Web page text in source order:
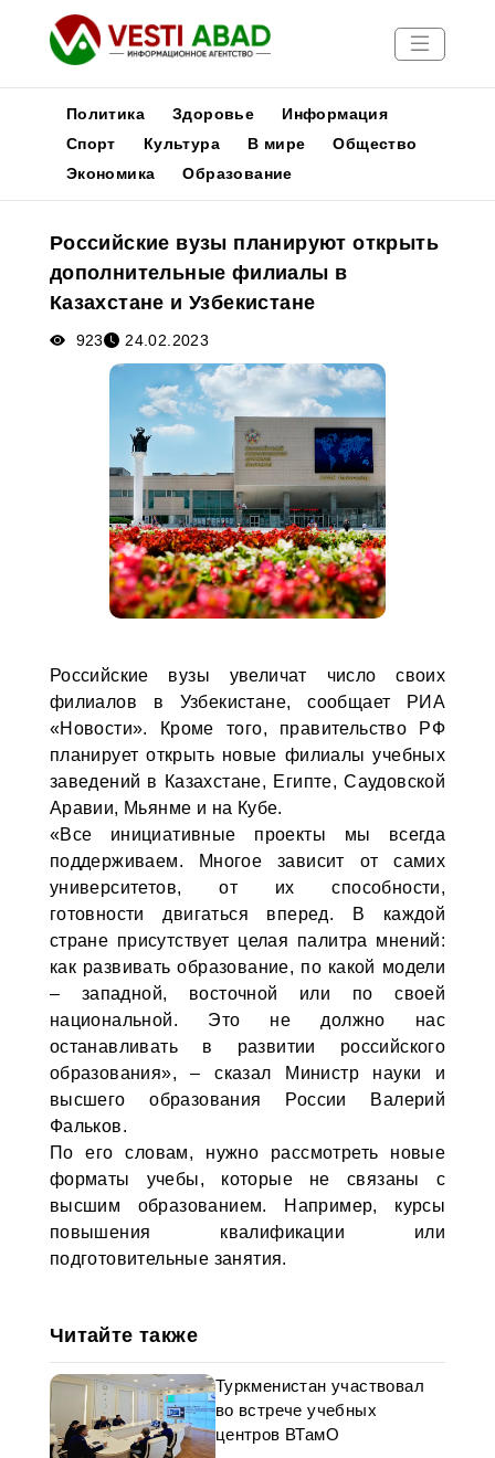
Новости
Медиа
Афиша
Политика Здоровье
Информация
Спорт
Культура В мире
Общество
Экономика
Образование
Российские вузы планируют открыть
дополнительные филиалы в
Казахстане и Узбекистане
923 24.02.2023
Российские вузы увеличат число своих
филиалов в Узбекистане, сообщает РИА
«Новости». Кроме того, правительство РФ
планирует открыть новые филиалы учебных
заведений в Казахстане, Египте, Саудовской
Аравии, Мьянме и на Кубе.
«Все инициативные проекты мы всегда
поддерживаем. Многое зависит от самих
университетов, от их способности,
готовности двигаться вперед. В каждой
стране присутствует целая палитра мнений:
как развивать образование, по какой модели
– западной, восточной или по своей
национальной. Это не должно нас
останавливать в развитии российского
образования», – сказал Министр науки и
высшего образования России Валерий
Фальков.
По его словам, нужно рассмотреть новые
форматы учебы, которые не связаны с
высшим образованием. Например, курсы
повышения квалификации или
подготовительные занятия.
Читайте также
Туркменистан участвовал
во встрече учебных
центров ВТамО